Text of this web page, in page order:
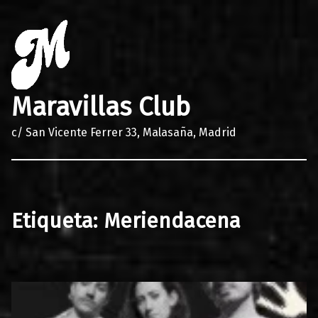
Maravillas Club
c/ San Vicente Ferrer 33, Malasaña, Madrid
Etiqueta: Meriendacena